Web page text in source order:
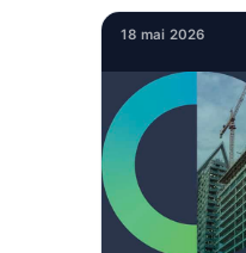
18 mai 2026